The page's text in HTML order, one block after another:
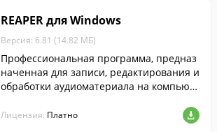
REAPER для Windows
Версия: 6.81 (14.82 МБ)
Профессиональная программа, предназ
наченная для записи, редактирования и
обработки аудиоматериала на компьют
Лицензия: Платно